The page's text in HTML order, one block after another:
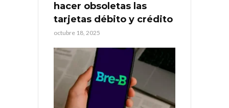
hacer obsoletas las
tarjetas débito y crédito
octubre 18, 2025